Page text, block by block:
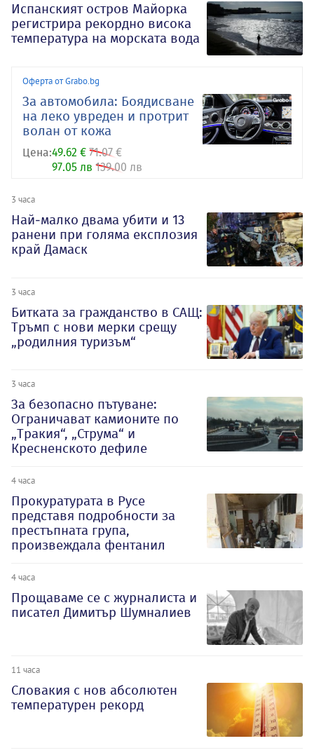
Испанският остров Майорка
регистрира рекордно висока
температура на морската вода
Оферта от Grabo.bg
За автомобила: Боядисване
на леко увреден и протрит
волан от кожа
Цена:49.62 € 71.07 €
97.05 лв 139.00 лв
3 часа
Най-малко двама убити и 13
ранени при голяма експлозия
край Дамаск
3 часа
Битката за гражданство в САЩ:
Тръмп с нови мерки срещу
„родилния туризъм“
3 часа
За безопасно пътуване:
Ограничават камионите по
„Тракия“, „Струма“ и
Кресненското дефиле
4 часа
Прокуратурата в Русе
представя подробности за
престъпната група,
произвеждала фентанил
4 часа
Прощаваме се с журналиста и
писател Димитър Шумналиев
11 часа
Словакия с нов абсолютен
температурен рекорд